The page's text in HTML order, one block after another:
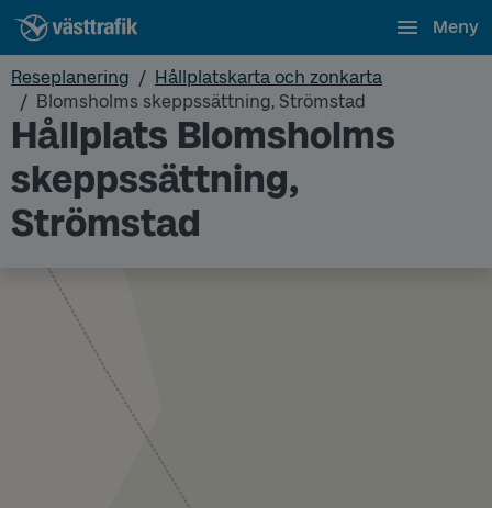
Meny
Reseplanering
Hållplatskarta och zonkarta
Blomsholms skeppssättning, Strömstad
Hållplats Blomsholms
skeppssättning,
Strömstad